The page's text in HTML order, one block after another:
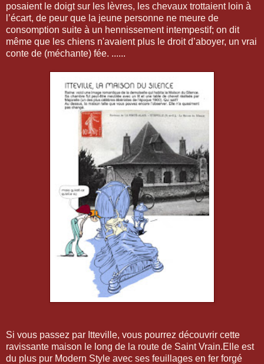
posaient le doigt sur les lèvres, les chevaux trottaient loin à
l’écart, de peur que la jeune personne ne meure de
consomption suite à un hennissement intempestif; on dit
même que les chiens n'avaient plus le droit d’aboyer, un vrai
conte de (méchante) fée. ......
Si vous passez par Itteville, vous pourrez découvrir cette
ravissante maison le long de la route de Saint Vrain.Elle est
du plus pur Modern Style avec ses feuillages en fer forgé